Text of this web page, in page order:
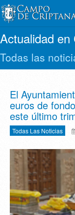
Actualidad en
Todas las
El
euros de
este último
Todas Las Noticias